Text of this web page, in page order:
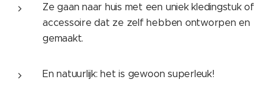
Ze gaan naar huis met een uniek kledingstuk of
accessoire dat ze zelf hebben ontworpen en
gemaakt.
En natuurlijk: het is gewoon superleuk!